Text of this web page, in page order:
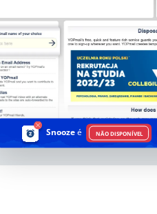
Snoozeé NÃO DISPONÍVEL